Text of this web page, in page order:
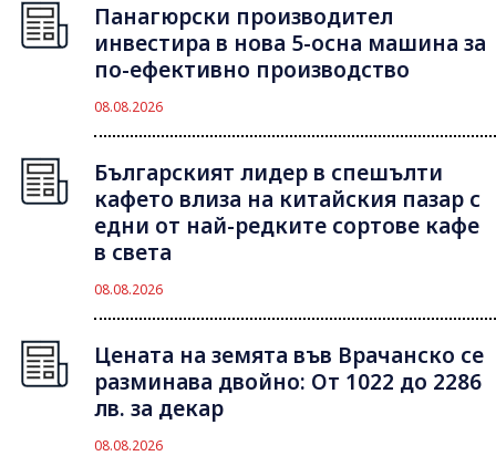
Панагюрски производител
инвестира в нова 5-осна машина за
по-ефективно производство
08.08.2026
Българският лидер в спешълти
кафето влиза на китайския пазар с
едни от най-редките сортове кафе
в света
08.08.2026
Цената на земята във Врачанско се
разминава двойно: От 1022 до 2286
лв. за декар
08.08.2026